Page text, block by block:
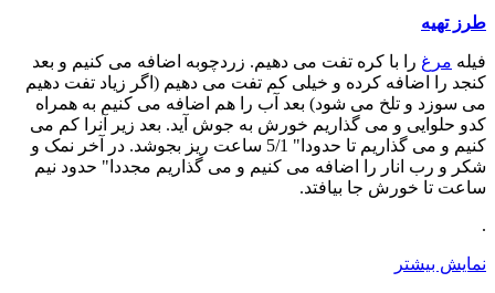
طرز تهیه
فیله مرغ را با کره تفت می دهیم. زردچوبه اضافه می کنیم و بعد
کنجد را اضافه کرده و خیلی کم تفت می دهیم (اگر زیاد تفت دهیم
می سوزد و تلخ می شود) بعد آب را هم اضافه می کنیم به همراه
کدو حلوایی و می گذاریم خورش به جوش آید. بعد زیر آنرا کم می
کنیم و می گذاریم تا حدودا" 5/1 ساعت ریز بجوشد. در آخر نمک و
شکر و رب انار را اضافه می کنیم و می گذاریم مجددا" حدود نیم
ساعت تا خورش جا بیافتد.
.
نمایش بیشتر